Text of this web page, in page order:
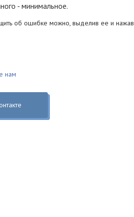
- минимальное.
об ошибке можно, выделив ее и нажав
нам